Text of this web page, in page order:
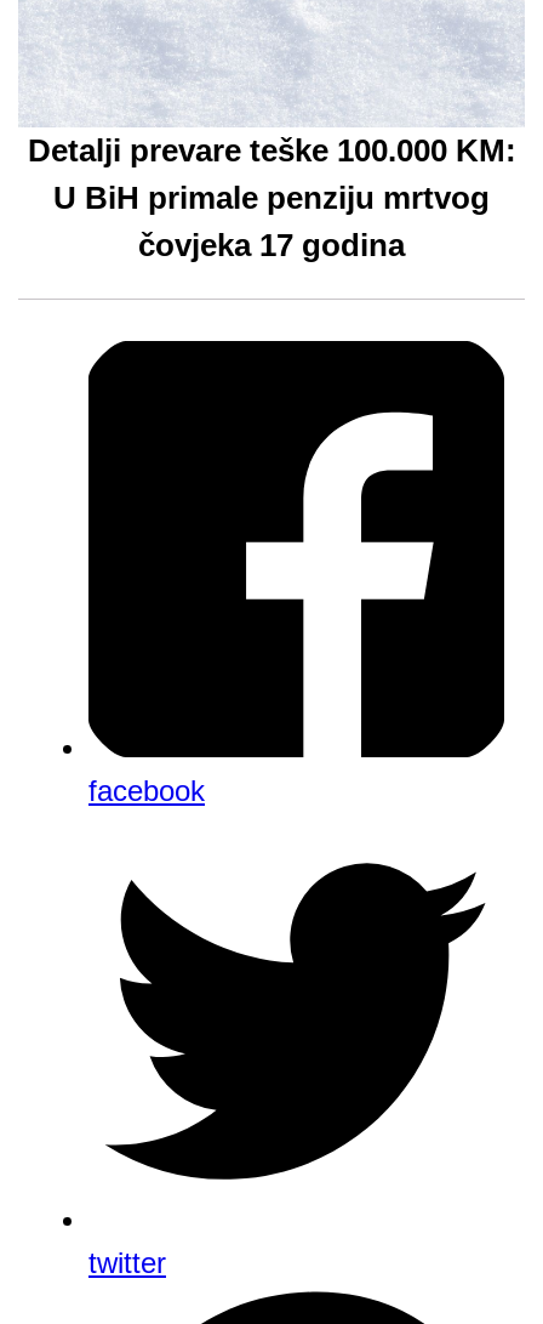
Detalji prevare teške 100.000 KM:
U BiH primale penziju mrtvog
čovjeka 17 godina
facebook
twitter